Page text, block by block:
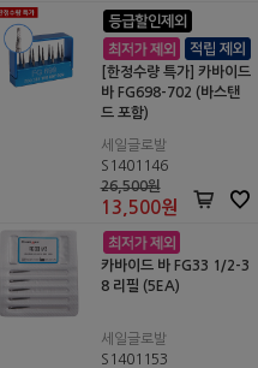
[한정수량 특가] 카바이드
바 FG698-702 (바스탠
드 포함)
세일글로발
S1401146
26,500원
13,500원
카바이드 바 FG33 1/2-3
8 리필 (5EA)
세일글로발
S1401153